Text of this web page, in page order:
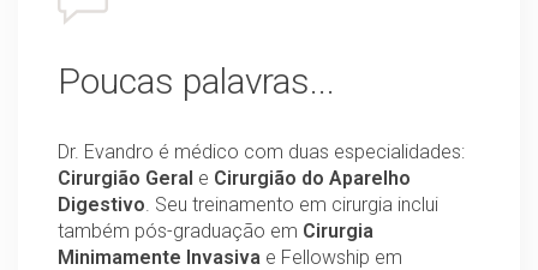
Poucas palavras...
Dr. Evandro é médico com duas especialidades:
Cirurgião Geral e Cirurgião do Aparelho
Digestivo. Seu treinamento em cirurgia inclui
também pós-graduação em Cirurgia
Minimamente Invasiva e Fellowship em